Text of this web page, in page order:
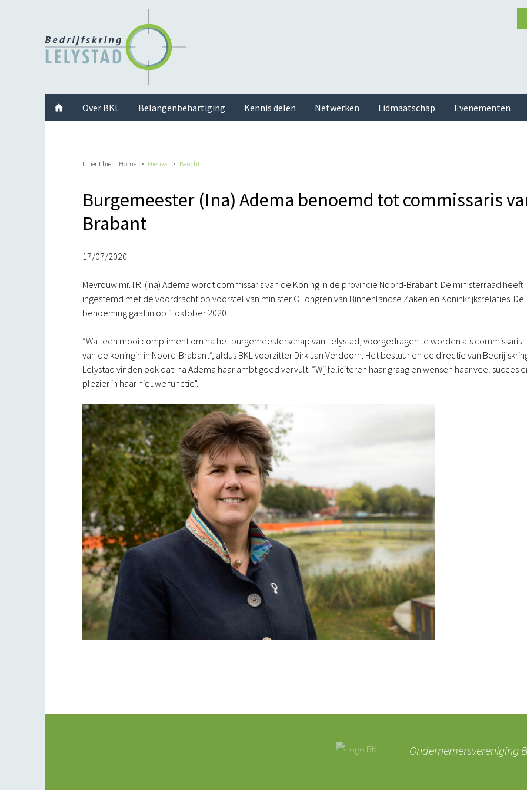
Twitter InstagramLinkedInYoutube
U bent hier: Home Nieuws Bericht
Burgemeester (Ina) Adema benoemd tot commissaris
Brabant
17/07/2020
Mevrouw mr. I.R. (Ina) Adema wordt commissaris van de Koning in de provincie Noord-Brabant. De ministerraad heeft
ingestemd met de voordracht op voorstel van minister Ollongren van Binnenlandse Zaken en Koninkrijksrelaties. De
benoeming gaat in op 1 oktober 2020.
“Wat een mooi compliment om na het burgemeesterschap van Lelystad, voorgedragen te worden als commissaris
van de koningin in Noord-Brabant”, aldus BKL voorzitter Dirk Jan Verdoorn. Het bestuur en de directie van
Lelystad vinden ook dat Ina Adema haar ambt goed vervult. “Wij feliciteren haar graag en wensen haar veel succes
plezier in haar nieuwe functie".
Ondernemersvereniging
Over BKL Belangenbehartiging Kennis delen Netwerken Lidmaatschap Evenementen